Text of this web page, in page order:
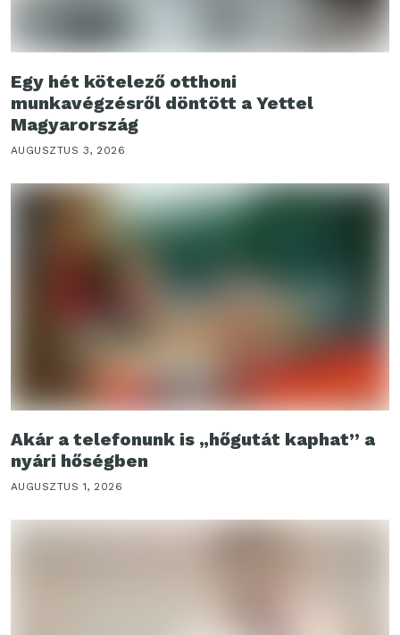
Egy hét kötelező otthoni
munkavégzésről döntött a Yettel
Magyarország
AUGUSZTUS 3, 2026
Akár a telefonunk is „hőgutát kaphat” a
nyári hőségben
AUGUSZTUS 1, 2026